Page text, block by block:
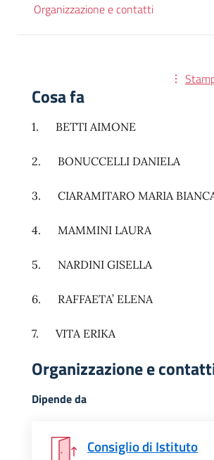
Organizzazione e contatti
Cosa fa
1. BETTI AIMONE
2. BONUCCELLI DANIELA
3. CIARAMITARO MARIA
4. MAMMINI LAURA
5. NARDINI GISELLA
6. RAFFAETA’ ELENA
7. VITA ERIKA
Organizzazione e
Dipende da
Consiglio di Istituto